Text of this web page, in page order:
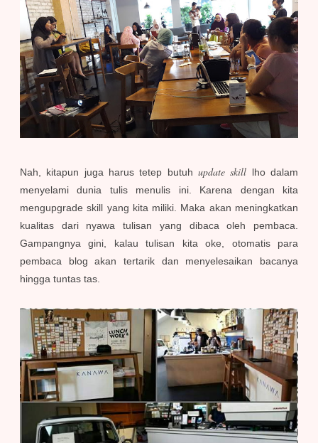
Nah, kitapun juga harus tetep butuh update skill lho dalam
menyelami dunia tulis menulis ini. Karena dengan kita
mengupgrade skill yang kita miliki. Maka akan meningkatkan
kualitas dari nyawa tulisan yang dibaca oleh pembaca.
Gampangnya gini, kalau tulisan kita oke, otomatis para
pembaca blog akan tertarik dan menyelesaikan bacanya
hingga tuntas tas.